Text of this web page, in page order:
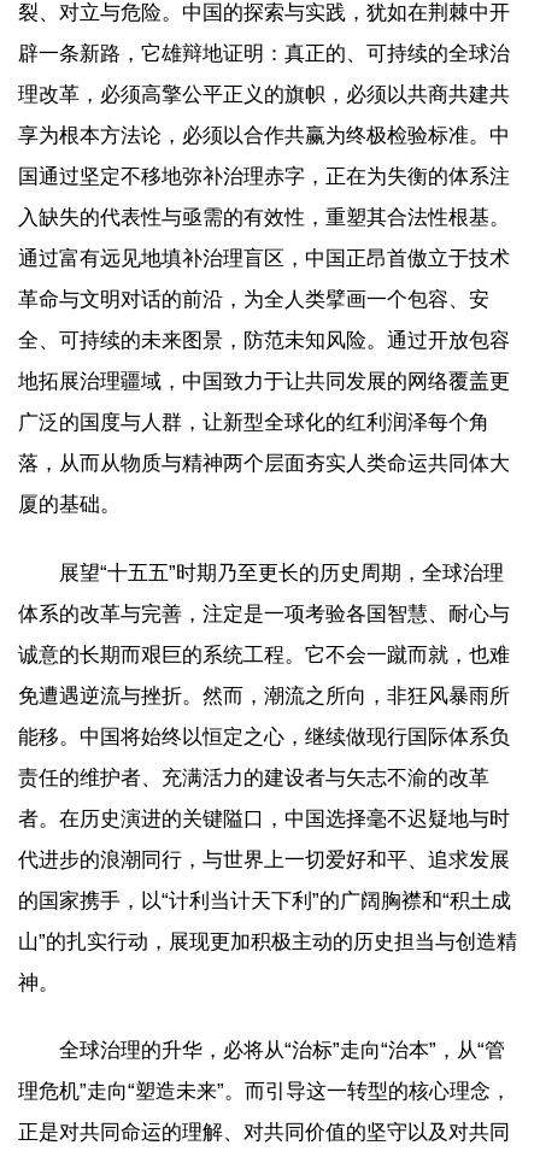
裂、对立与危险。中国的探索与实践，犹如在荆棘中开
辟一条新路，它雄辩地证明：真正的、可持续的全球治
理改革，必须高擎公平正义的旗帜，必须以共商共建共
享为根本方法论，必须以合作共赢为终极检验标准。中
国通过坚定不移地弥补治理赤字，正在为失衡的体系注
入缺失的代表性与亟需的有效性，重塑其合法性根基。
通过富有远见地填补治理盲区，中国正昂首傲立于技术
革命与文明对话的前沿，为全人类擘画一个包容、安
全、可持续的未来图景，防范未知风险。通过开放包容
地拓展治理疆域，中国致力于让共同发展的网络覆盖更
广泛的国度与人群，让新型全球化的红利润泽每个角
落，从而从物质与精神两个层面夯实人类命运共同体大
厦的基础。
展望“十五五”时期乃至更长的历史周期，全球治理
体系的改革与完善，注定是一项考验各国智慧、耐心与
诚意的长期而艰巨的系统工程。它不会一蹴而就，也难
免遭遇逆流与挫折。然而，潮流之所向，非狂风暴雨所
能移。中国将始终以恒定之心，继续做现行国际体系负
责任的维护者、充满活力的建设者与矢志不渝的改革
者。在历史演进的关键隘口，中国选择毫不迟疑地与时
代进步的浪潮同行，与世界上一切爱好和平、追求发展
的国家携手，以“计利当计天下利”的广阔胸襟和“积土成
山”的扎实行动，展现更加积极主动的历史担当与创造精
神。
全球治理的升华，必将从“治标”走向“治本”，从“管
理危机”走向“塑造未来”。而引导这一转型的核心理念，
正是对共同命运的理解、对共同价值的坚守以及对共同